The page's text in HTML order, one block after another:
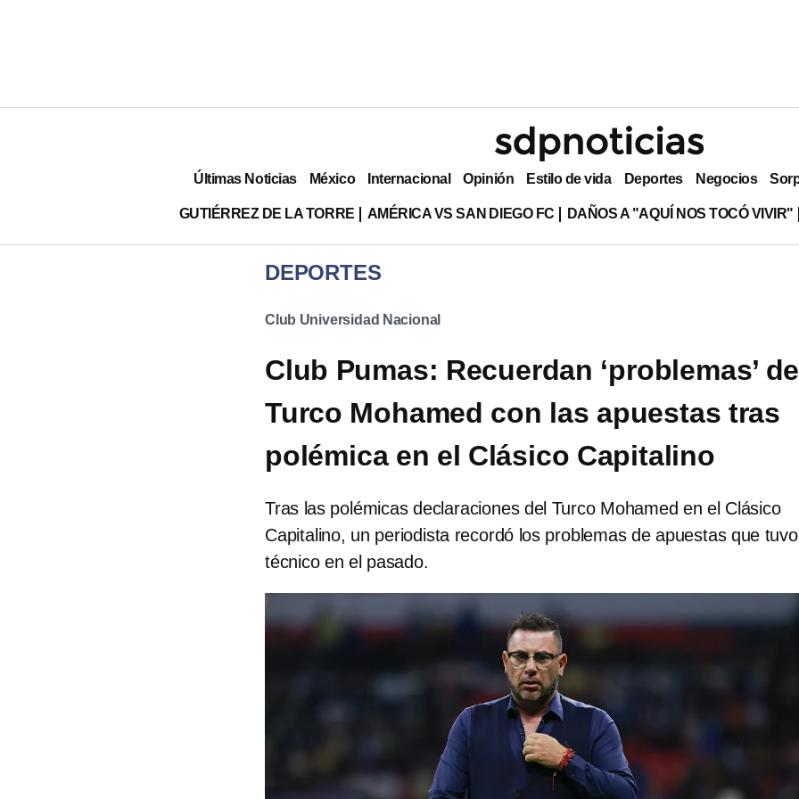
Últimas Noticias México Internacional Opinión Estilo de vida Deportes Negocios
GUTIÉRREZ DE LA TORRE AMÉRICA VS SAN DIEGO FC DAÑOS A "AQUÍ NOS TOCÓ VIVIR"
DEPORTES
Club Universidad Nacional
Club Pumas: Recuerdan ‘problemas’
Turco Mohamed con las apuestas tras
polémica en el Clásico Capitalino
Tras las polémicas declaraciones del Turco Mohamed en el Clásico
Capitalino, un periodista recordó los problemas de apuestas que
técnico en el pasado.